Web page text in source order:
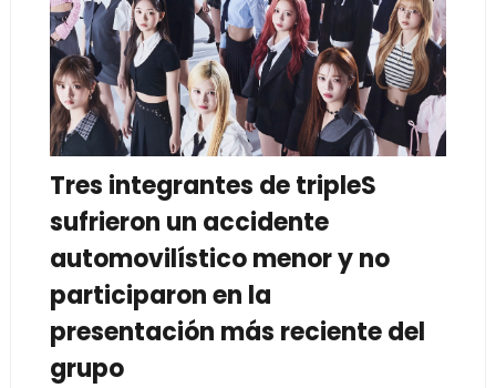
Tres integrantes de tripleS
sufrieron un accidente
automovilístico menor y no
participaron en la
presentación más reciente del
grupo